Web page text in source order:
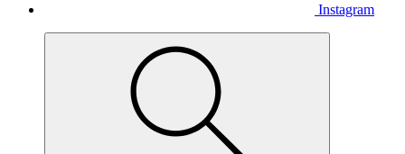
Instagram